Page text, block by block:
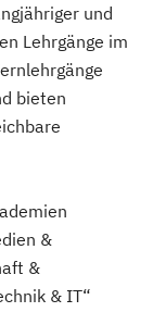
und
Lehrgänge im
bieten
&
&
& IT“